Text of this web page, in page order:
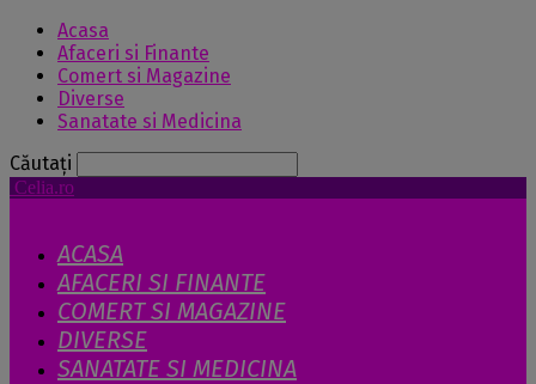
Acasa
Afaceri si Finante
Comert si Magazine
Diverse
Sanatate si Medicina
Căutați
Celia.ro
ACASA
AFACERI SI FINANTE
COMERT SI MAGAZINE
DIVERSE
SANATATE SI MEDICINA